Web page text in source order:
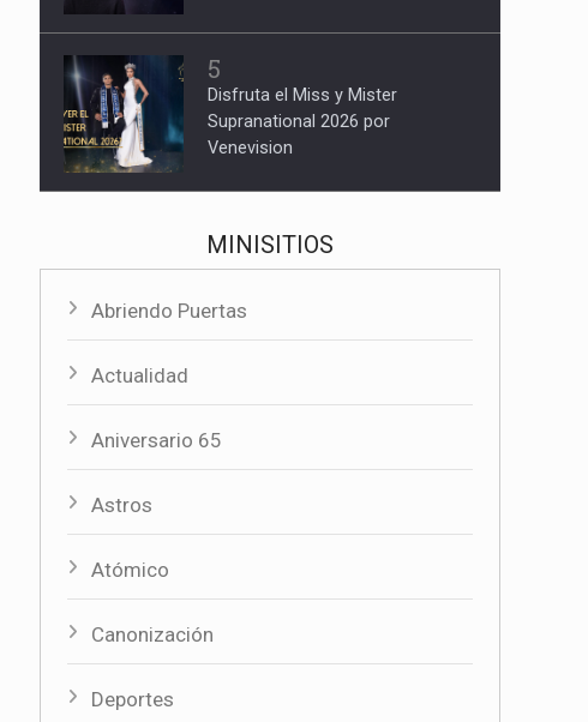
5
Disfruta el Miss y Mister
Supranational 2026 por
Venevision
MINISITIOS
Abriendo Puertas
Actualidad
Aniversario 65
Astros
Atómico
Canonización
Deportes